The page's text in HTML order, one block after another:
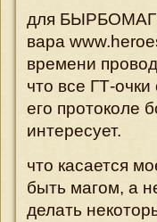
для
вара
времени
что все ГТ-
его протоколе
интересует.
что касается
быть магом, а
делать